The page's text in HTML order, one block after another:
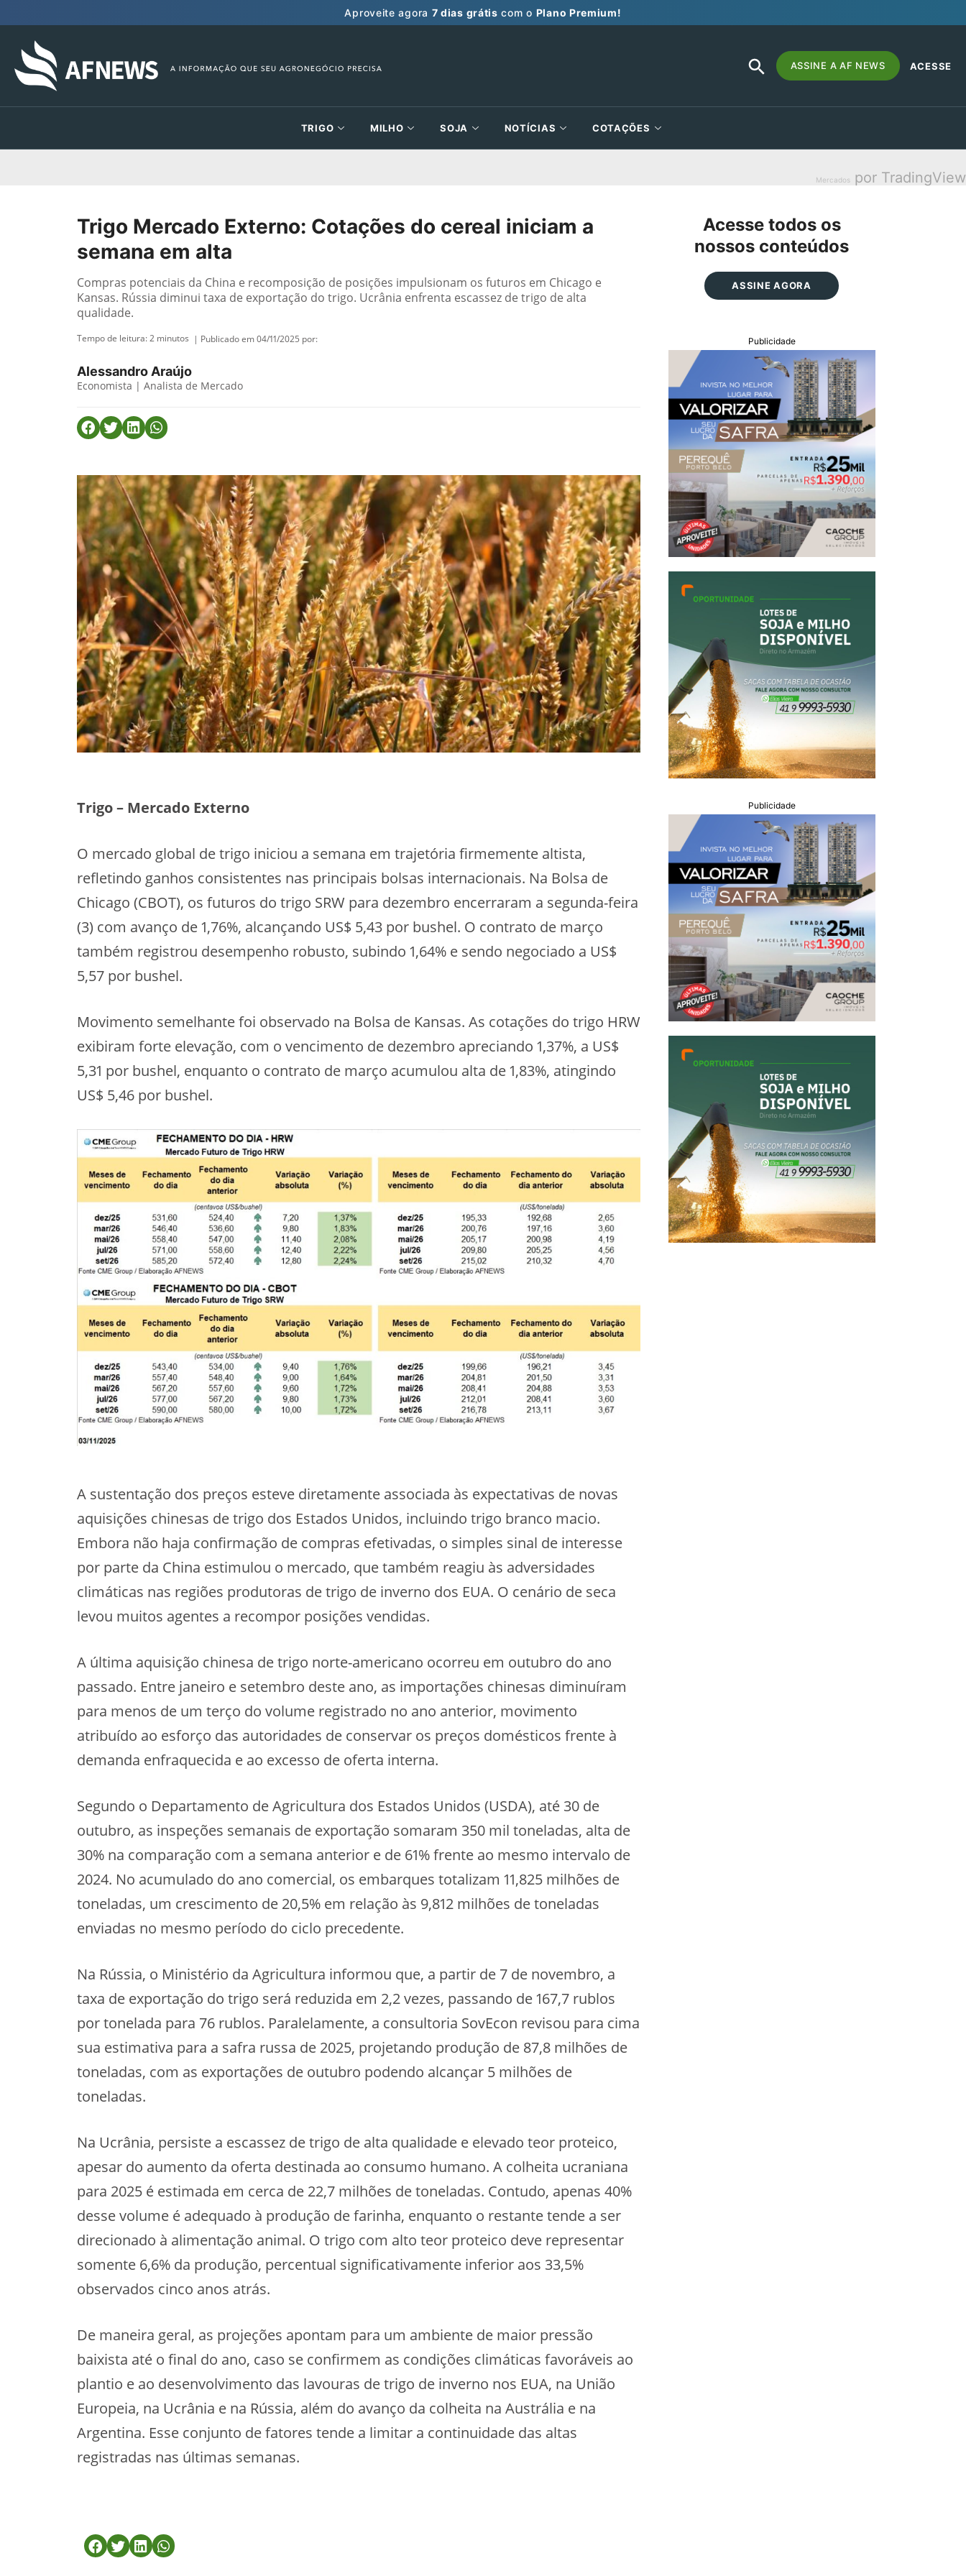
Aproveite agora 7 dias grátis com o Plano Premium!
Search
for:
SEARCH
BUTTON
ASSINE A AF NEWS ACESSE
TRIGO MILHO SOJA NOTÍCIAS COTAÇÕES
Mercados por TradingView
Trigo Mercado Externo: Cotações do cereal iniciam a
semana em alta
Compras potenciais da China e recomposição de posições impulsionam os futuros em Chicago e
Kansas. Rússia diminui taxa de exportação do trigo. Ucrânia enfrenta escassez de trigo de alta
qualidade.
Tempo de leitura:2 minutos | Publicado em 04/11/2025 por:
Alessandro Araújo
Economista | Analista de Mercado
Trigo – Mercado Externo
O mercado global de trigo iniciou a semana em trajetória firmemente altista,
refletindo ganhos consistentes nas principais bolsas internacionais. Na Bolsa de
Chicago (CBOT), os futuros do trigo SRW para dezembro encerraram a segunda-feira
(3) com avanço de 1,76%, alcançando US$ 5,43 por bushel. O contrato de março
também registrou desempenho robusto, subindo 1,64% e sendo negociado a US$
5,57 por bushel.
Movimento semelhante foi observado na Bolsa de Kansas. As cotações do trigo HRW
exibiram forte elevação, com o vencimento de dezembro apreciando 1,37%, a US$
5,31 por bushel, enquanto o contrato de março acumulou alta de 1,83%, atingindo
US$ 5,46 por bushel.
A sustentação dos preços esteve diretamente associada às expectativas de novas
aquisições chinesas de trigo dos Estados Unidos, incluindo trigo branco macio.
Embora não haja confirmação de compras efetivadas, o simples sinal de interesse
por parte da China estimulou o mercado, que também reagiu às adversidades
climáticas nas regiões produtoras de trigo de inverno dos EUA. O cenário de seca
levou muitos agentes a recompor posições vendidas.
A última aquisição chinesa de trigo norte-americano ocorreu em outubro do ano
passado. Entre janeiro e setembro deste ano, as importações chinesas diminuíram
para menos de um terço do volume registrado no ano anterior, movimento
atribuído ao esforço das autoridades de conservar os preços domésticos frente à
demanda enfraquecida e ao excesso de oferta interna.
Segundo o Departamento de Agricultura dos Estados Unidos (USDA), até 30 de
outubro, as inspeções semanais de exportação somaram 350 mil toneladas, alta de
30% na comparação com a semana anterior e de 61% frente ao mesmo intervalo de
2024. No acumulado do ano comercial, os embarques totalizam 11,825 milhões de
toneladas, um crescimento de 20,5% em relação às 9,812 milhões de toneladas
enviadas no mesmo período do ciclo precedente.
Na Rússia, o Ministério da Agricultura informou que, a partir de 7 de novembro, a
taxa de exportação do trigo será reduzida em 2,2 vezes, passando de 167,7 rublos
por tonelada para 76 rublos. Paralelamente, a consultoria SovEcon revisou para cima
sua estimativa para a safra russa de 2025, projetando produção de 87,8 milhões de
toneladas, com as exportações de outubro podendo alcançar 5 milhões de
toneladas.
Na Ucrânia, persiste a escassez de trigo de alta qualidade e elevado teor proteico,
apesar do aumento da oferta destinada ao consumo humano. A colheita ucraniana
para 2025 é estimada em cerca de 22,7 milhões de toneladas. Contudo, apenas 40%
desse volume é adequado à produção de farinha, enquanto o restante tende a ser
direcionado à alimentação animal. O trigo com alto teor proteico deve representar
somente 6,6% da produção, percentual significativamente inferior aos 33,5%
observados cinco anos atrás.
De maneira geral, as projeções apontam para um ambiente de maior pressão
baixista até o final do ano, caso se confirmem as condições climáticas favoráveis ao
plantio e ao desenvolvimento das lavouras de trigo de inverno nos EUA, na União
Europeia, na Ucrânia e na Rússia, além do avanço da colheita na Austrália e na
Argentina. Esse conjunto de fatores tende a limitar a continuidade das altas
registradas nas últimas semanas.
Acesse todos os
nossos conteúdos
ASSINE AGORA
Publicidade
Publicidade